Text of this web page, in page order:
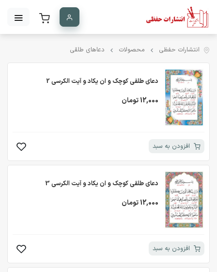
انتشارات حفظی محصولات دعاهای طلقی
دعای طلقی کوچک و ان یکاد و آیت الکرسی 2
12,000 تومان
افزودن به سبد
دعای طلقی کوچک و ان یکاد و آیت الکرسی 3
12,000 تومان
افزودن به سبد